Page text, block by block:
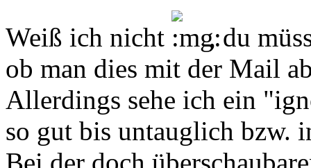
Weiß ich nicht
, du
ob man dies mit der Mail
Allerdings sehe ich ein
so gut bis untauglich bzw.